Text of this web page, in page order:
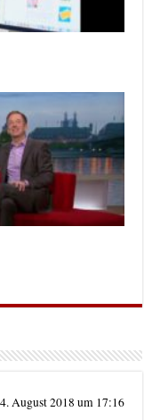
August 2018 um 17:16